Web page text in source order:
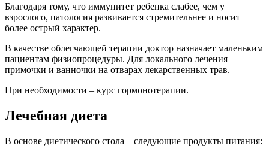
Благодаря тому, что иммунитет ребенка слабее, чем у
взрослого, патология развивается стремительнее и носит
более острый характер.
В качестве облегчающей терапии доктор назначает маленьким
пациентам физиопроцедуры. Для локального лечения –
примочки и ванночки на отварах лекарственных трав.
При необходимости – курс гормонотерапии.
Лечебная диета
В основе диетического стола – следующие продукты питания: